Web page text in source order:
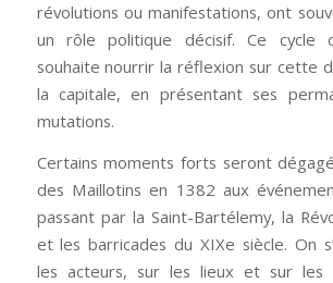
révolutions ou manifestations, ont
un rôle politique décisif. Ce cycle
souhaite nourrir la réflexion sur cette
la capitale, en présentant ses
mutations.
Certains moments forts seront
des Maillotins en 1382 aux
passant par la Saint-Bartélemy, la
et les barricades du XIXe siècle. On
les acteurs, sur les lieux et sur les